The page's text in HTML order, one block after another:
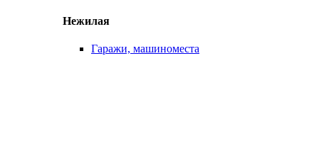
Нежилая
Гаражи, машиноместа